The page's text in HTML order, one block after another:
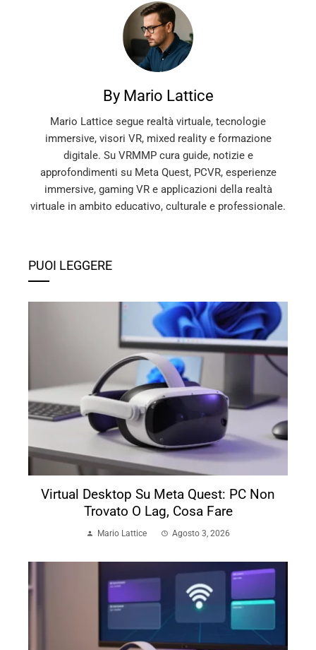
By Mario Lattice
Mario Lattice segue realtà virtuale, tecnologie
immersive, visori VR, mixed reality e formazione
digitale. Su VRMMP cura guide, notizie e
approfondimenti su Meta Quest, PCVR, esperienze
immersive, gaming VR e applicazioni della realtà
virtuale in ambito educativo, culturale e professionale.
PUOI LEGGERE
Virtual Desktop Su Meta Quest: PC Non
Trovato O Lag, Cosa Fare
Mario Lattice Agosto 3, 2026